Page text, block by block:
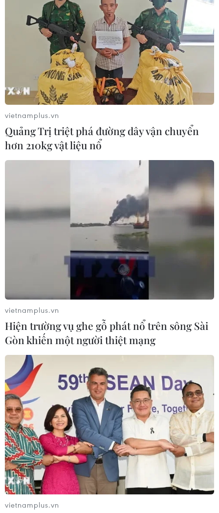
vietnamplus.vn
Quảng Trị triệt phá đường dây vận chuyển
hơn 210kg vật liệu nổ
vietnamplus.vn
Hiện trường vụ ghe gỗ phát nổ trên sông Sài
Gòn khiến một người thiệt mạng
vietnamplus.vn